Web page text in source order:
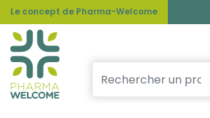
Le concept de Pharma-Welcome